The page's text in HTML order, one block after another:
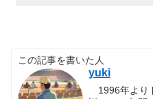
この記事を書いた人
yuki
1996年より